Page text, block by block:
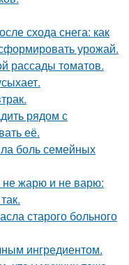
схода снега: как
урожай.
рассады тoматов.
рядом с
её.
боль семейных
не жарю и не варю:
старого больного
ингредиентом.